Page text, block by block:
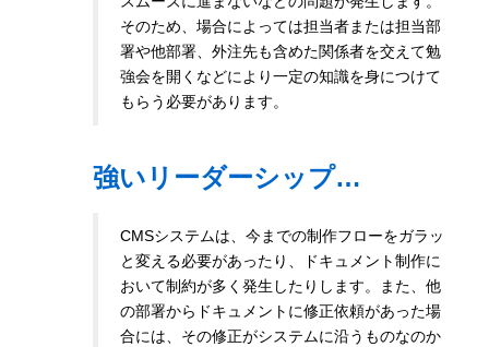
そのため、場合によっては担当者または担当部
署や他部署、外注先も含めた関係者を交えて勉
強会を開くなどにより一定の知識を身につけて
もらう必要があります。
強いリーダーシップ…
CMSシステムは、今までの制作フローをガラッ
と変える必要があったり、ドキュメント制作に
おいて制約が多く発生したりします。また、他
の部署からドキュメントに修正依頼があった場
合には、その修正がシステムに沿うものなのか